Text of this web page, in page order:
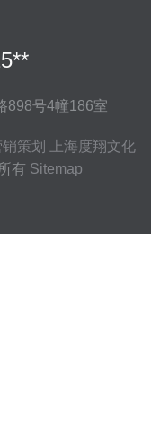
898号4幢186室
策划
上海度翔文化
有 Sitemap